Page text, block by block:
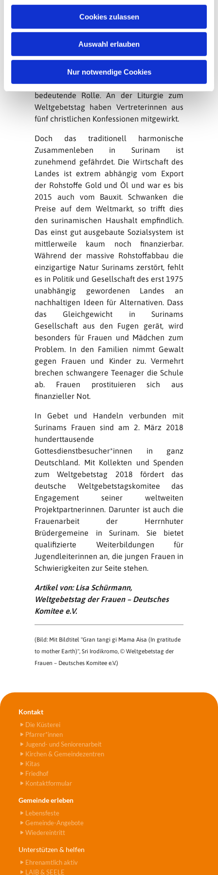
Cookies zulassen
Auswahl erlauben
Nur notwendige Cookies
Frauen unterschiedlicher Ethnien erzählen
brachten, ist heute fast die Hälfte der
Bevölkerung christlich. Neben der
römisch-katholischen Kirche spielen vor
allem die Herrnhuter Brudergemeine eine
bedeutende Rolle. An der Liturgie zum
Weltgebetstag haben Vertreterinnen aus
fünf christlichen Konfessionen mitgewirkt.
Doch das traditionell harmonische
Zusammenleben in Surinam ist
zunehmend gefährdet. Die Wirtschaft des
Landes ist extrem abhängig vom Export
der Rohstoffe Gold und Öl und war es bis
2015 auch vom Bauxit. Schwanken die
Preise auf dem Weltmarkt, so trifft dies
den surinamischen Haushalt empfindlich.
Das einst gut ausgebaute Sozialsystem ist
mittlerweile kaum noch finanzierbar.
Während der massive Rohstoffabbau die
einzigartige Natur Surinams zerstört, fehlt
es in Politik und Gesellschaft des erst 1975
unabhängig gewordenen Landes an
nachhaltigen Ideen für Alternativen. Dass
das Gleichgewicht in Surinams
Gesellschaft aus den Fugen gerät, wird
besonders für Frauen und Mädchen zum
Problem. In den Familien nimmt Gewalt
gegen Frauen und Kinder zu. Vermehrt
brechen schwangere Teenager die Schule
ab. Frauen prostituieren sich aus
finanzieller Not.
In Gebet und Handeln verbunden mit
Surinams Frauen sind am 2. März 2018
hunderttausende
Gottesdienstbesucher*innen in ganz
Deutschland. Mit Kollekten und Spenden
zum Weltgebetstag 2018 fördert das
deutsche Weltgebetstagskomitee das
Engagement seiner weltweiten
Projektpartnerinnen. Darunter ist auch die
Frauenarbeit der Herrnhuter
Brüdergemeine in Surinam. Sie bietet
qualifizierte Weiterbildungen für
Jugendleiterinnen an, die jungen Frauen in
Schwierigkeiten zur Seite stehen.
Artikel von: Lisa Schürmann,
Weltgebetstag der Frauen – Deutsches
Komitee e.V.
(Bild: Mit Bildtitel "Gran tangi gi Mama Aisa (In gratitude
to mother Earth)", Sri Irodikromo, © Weltgebetstag der
Frauen – Deutsches Komitee e.V.)
Kontakt
Die Küsterei
Pfarrer*innen
Jugend- und Seniorenarbeit
Kirchen & Gemeindezentren
Kitas
Friedhof
Kontaktformular
Gemeinde erleben
Lebensfeste
Gemeinde-Angebote
Wiedereintritt
Unterstützen & helfen
Ehrenamtlich aktiv
LAIB & SEELE